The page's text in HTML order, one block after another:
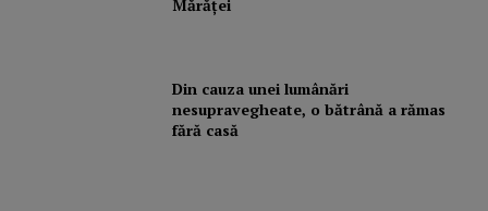
Subscription PlansMărăţei
Din cauza unei lumânări
nesupravegheate, o bătrână a rămas
fără casă